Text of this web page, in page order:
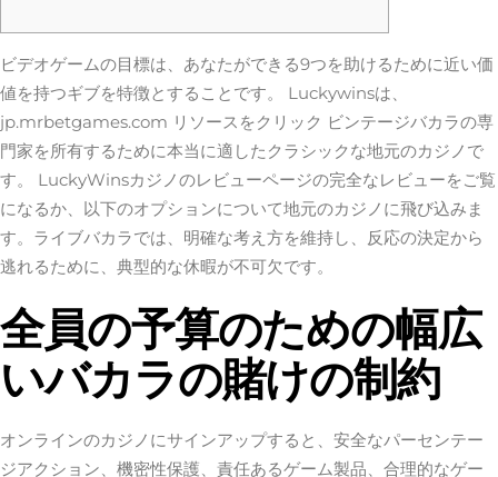
ビデオゲームの目標は、あなたができる9つを助けるために近い価
値を持つギブを特徴とすることです。 Luckywinsは、
jp.mrbetgames.com リソースをクリック ビンテージバカラの専
門家を所有するために本当に適したクラシックな地元のカジノで
す。 LuckyWinsカジノのレビューページの完全なレビューをご覧
になるか、以下のオプションについて地元のカジノに飛び込みま
す。ライブバカラでは、明確な考え方を維持し、反応の決定から
逃れるために、典型的な休暇が不可欠です。
全員の予算のための幅広
いバカラの賭けの制約
オンラインのカジノにサインアップすると、安全なパーセンテー
ジアクション、機密性保護、責任あるゲーム製品、合理的なゲー